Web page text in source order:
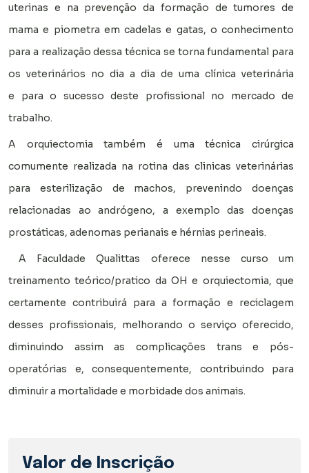
uterinas e na prevenção da formação de tumores de
mama e piometra em cadelas e gatas, o conhecimento
para a realização dessa técnica se torna fundamental para
os veterinários no dia a dia de uma clínica veterinária
e para o sucesso deste profissional no mercado de
trabalho.
A orquiectomia também é uma técnica cirúrgica
comumente realizada na rotina das clinicas veterinárias
para esterilização de machos, prevenindo doenças
relacionadas ao andrógeno, a exemplo das doenças
prostáticas, adenomas perianais e hérnias perineais.
A Faculdade Qualittas oferece nesse curso um
treinamento teórico/pratico da OH e orquiectomia, que
certamente contribuirá para a formação e reciclagem
desses profissionais, melhorando o serviço oferecido,
diminuindo assim as complicações trans e pós-
operatórias e, consequentemente, contribuindo para
diminuir a mortalidade e morbidade dos animais.
Valor de Inscrição